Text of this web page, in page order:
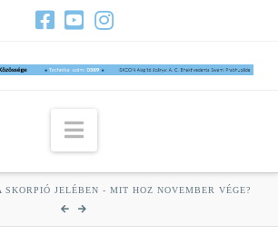
Navigation
SKORPIÓ JELÉBEN - MIT HOZ NOVEMBER VÉGE?